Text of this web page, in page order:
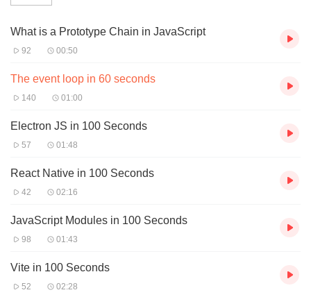
What is a Prototype Chain in JavaScript
92 00:50
The event loop in 60 seconds
140 01:00
Electron JS in 100 Seconds
57 01:48
React Native in 100 Seconds
42 02:16
JavaScript Modules in 100 Seconds
98 01:43
Vite in 100 Seconds
52 02:28